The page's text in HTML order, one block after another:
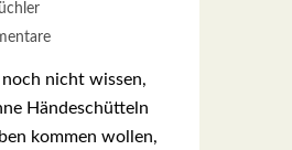
nicht wis­sen,
Hän­de­schüt­teln
kom­men wol­len,